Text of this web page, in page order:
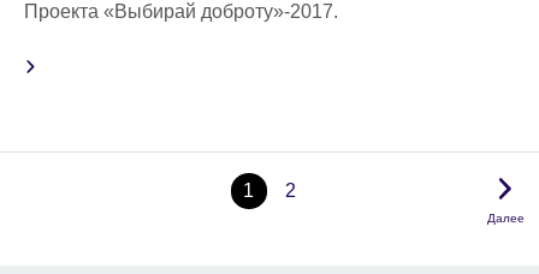
Проекта «Выбирай доброту»-2017.
1 2
Далее